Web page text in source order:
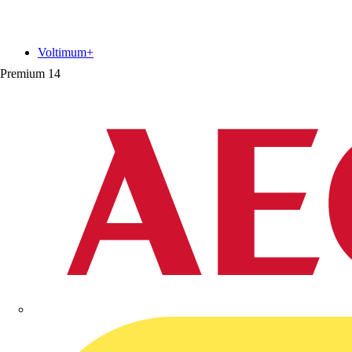
Premium 14
Voltimum+